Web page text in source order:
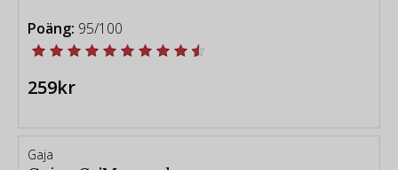
Poäng: 95/100
259kr
Gaja